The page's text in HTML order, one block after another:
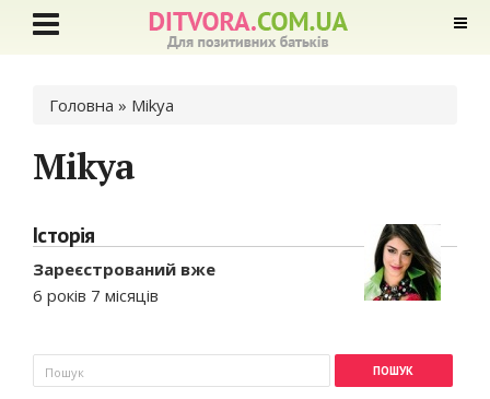
Ви є тут
Головна » Mikya
Mikya
Історія
Зареєстрований вже
6 років 7 місяців
Пошукова форма
Пошук